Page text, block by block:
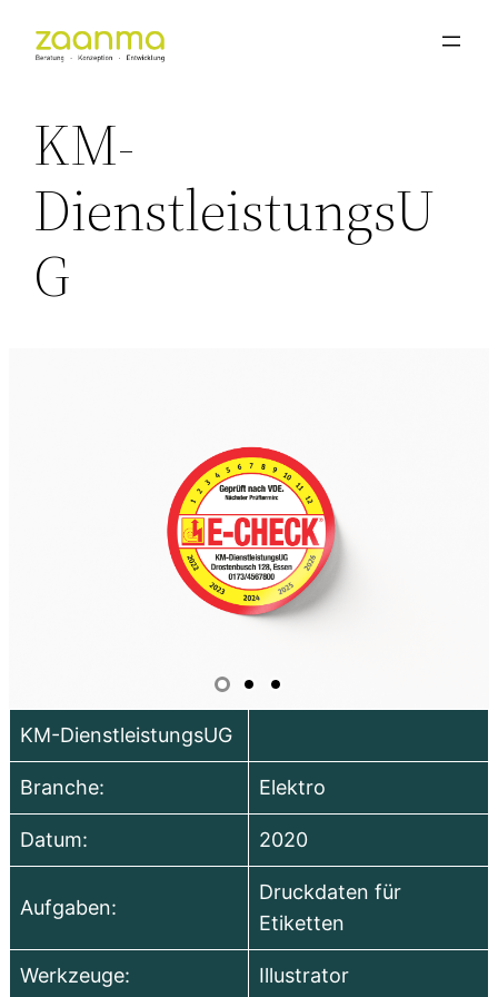
Inhalt
KM-
DienstleistungsU
G
KM-DienstleistungsUG
Branche: Elektro
Datum: 2020
Aufgaben:
Druckdaten für
Etiketten
Werkzeuge: Illustrator